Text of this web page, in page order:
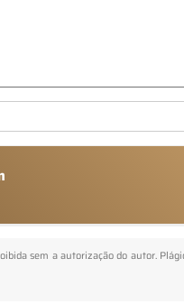
sem a autorização do autor.